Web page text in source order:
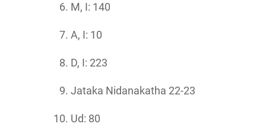
M, I: 140
A, I: 10
D, I: 223
Jataka Nidanakatha 22-23
Ud: 80